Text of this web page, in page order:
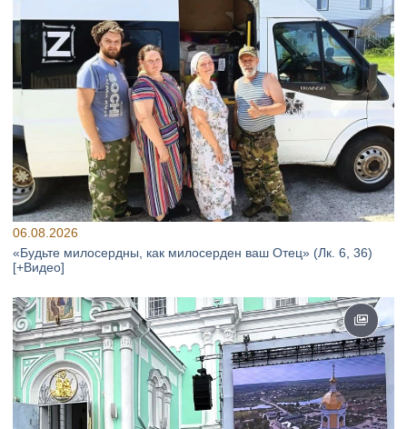
06.08.2026
«Будьте милосердны, как милосерден ваш Отец» (Лк. 6, 36)
[+Видео]